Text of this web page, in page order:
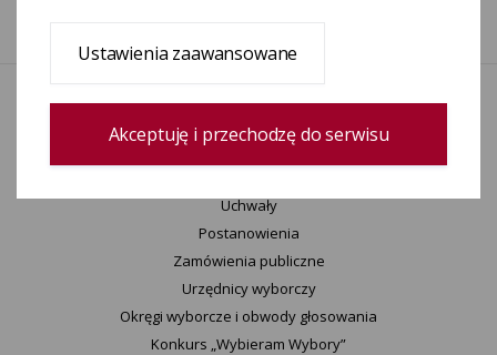
Aktualności
Uchwały
Postanowienia
Zamówienia publiczne
Urzędnicy wyborczy
Okręgi wyborcze i obwody głosowania
Konkurs „Wybieram Wybory”
Ustawienia zaawansowane
Akceptuję i przechodzę do serwisu